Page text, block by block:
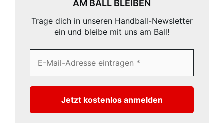
AM BALL BLEIBEN
Trage dich in unseren Handball-Newsletter
ein und bleibe mit uns am Ball!